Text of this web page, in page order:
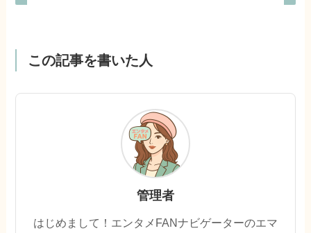
この記事を書いた人
管理者
はじめまして！エンタメFANナビゲーターのエマ